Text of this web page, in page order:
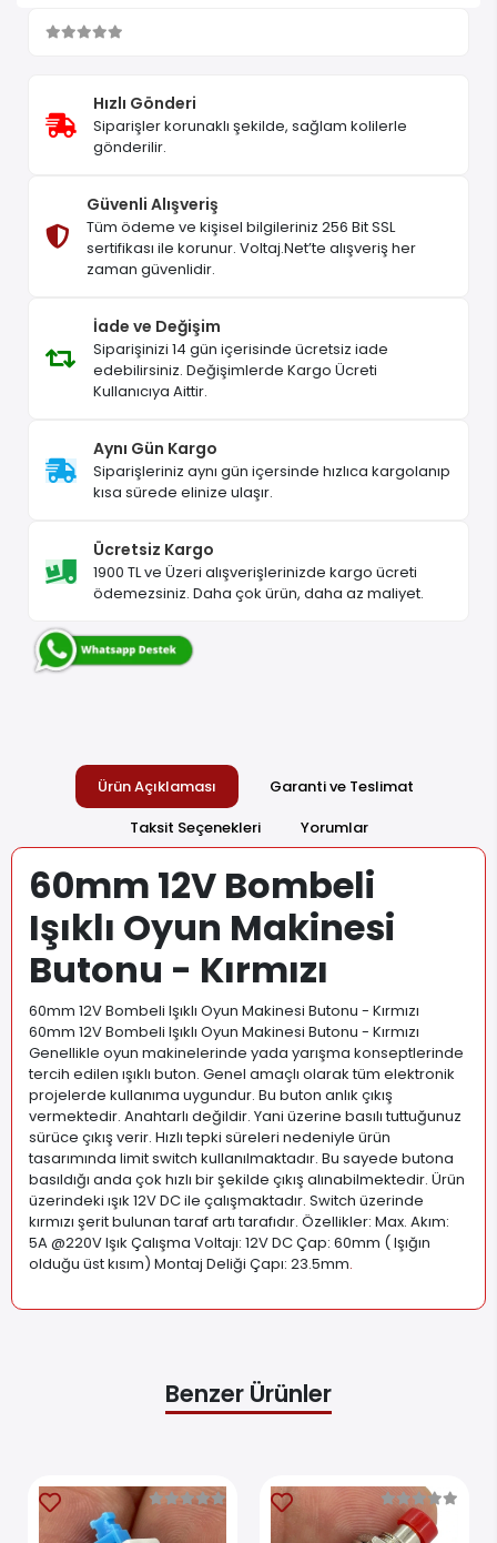
Hızlı Gönderi
Siparişler korunaklı şekilde, sağlam kolilerle
gönderilir.
Güvenli Alışveriş
Tüm ödeme ve kişisel bilgileriniz 256 Bit SSL
sertifikası ile korunur. Voltaj.Net’te alışveriş her
zaman güvenlidir.
İade ve Değişim
Siparişinizi 14 gün içerisinde ücretsiz iade
edebilirsiniz. Değişimlerde Kargo Ücreti
Kullanıcıya Aittir.
Aynı Gün Kargo
Siparişleriniz aynı gün içersinde hızlıca kargolanıp
kısa sürede elinize ulaşır.
Ücretsiz Kargo
1900 TL ve Üzeri alışverişlerinizde kargo ücreti
ödemezsiniz. Daha çok ürün, daha az maliyet.
Ürün Açıklaması
Garanti ve Teslimat
Taksit Seçenekleri
Yorumlar
60mm 12V Bombeli
Işıklı Oyun Makinesi
Butonu - Kırmızı
60mm 12V Bombeli Işıklı Oyun Makinesi Butonu - Kırmızı
60mm 12V Bombeli Işıklı Oyun Makinesi Butonu - Kırmızı
Genellikle oyun makinelerinde yada yarışma konseptlerinde
tercih edilen ışıklı buton. Genel amaçlı olarak tüm elektronik
projelerde kullanıma uygundur. Bu buton anlık çıkış
vermektedir. Anahtarlı değildir. Yani üzerine basılı tuttuğunuz
sürüce çıkış verir. Hızlı tepki süreleri nedeniyle ürün
tasarımında limit switch kullanılmaktadır. Bu sayede butona
basıldığı anda çok hızlı bir şekilde çıkış alınabilmektedir. Ürün
üzerindeki ışık 12V DC ile çalışmaktadır. Switch üzerinde
kırmızı şerit bulunan taraf artı tarafıdır. Özellikler: Max. Akım:
5A @220V Işık Çalışma Voltajı: 12V DC Çap: 60mm ( Işığın
olduğu üst kısım) Montaj Deliği Çapı: 23.5mm.
Benzer Ürünler